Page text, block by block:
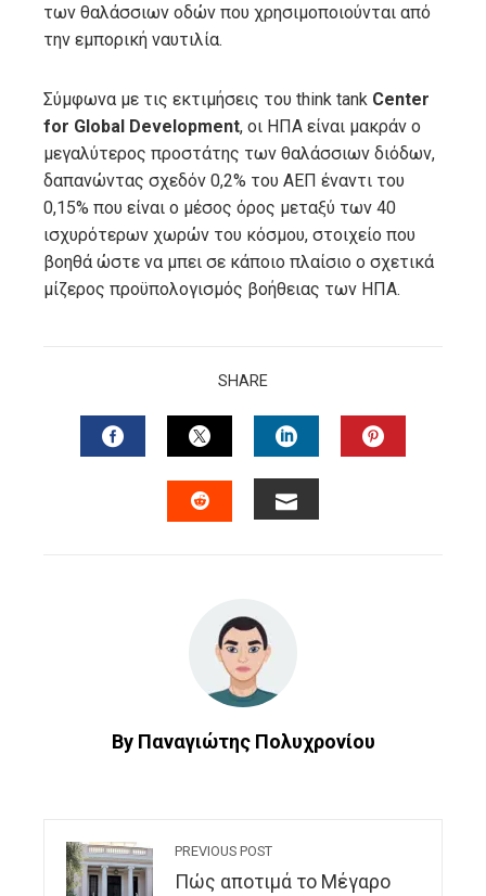
των θαλάσσιων οδών που χρησιμοποιούνται από
την εμπορική ναυτιλία.
Σύμφωνα με τις εκτιμήσεις του think tank Center
for Global Development, οι ΗΠΑ είναι μακράν ο
μεγαλύτερος προστάτης των θαλάσσιων διόδων,
δαπανώντας σχεδόν 0,2% του ΑΕΠ έναντι του
0,15% που είναι ο μέσος όρος μεταξύ των 40
ισχυρότερων χωρών του κόσμου, στοιχείο που
βοηθά ώστε να μπει σε κάποιο πλαίσιο ο σχετικά
μίζερος προϋπολογισμός βοήθειας των ΗΠΑ.
SHARE
FACEBOOKTWITTERLINKEDIN
By Παναγιώτης Πολυχρονίου
PREVIOUS POST
Πώς αποτιμά το Μέγαρο